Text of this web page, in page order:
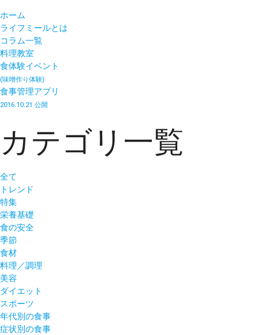
ホーム
ライフミールとは
コラム一覧
料理教室
食体験イベント
(味噌作り体験)
食事管理アプリ
2016.10.21 公開
カテゴリ一覧
全て
トレンド
特集
栄養基礎
食の安全
季節
食材
料理／調理
美容
ダイエット
スポーツ
年代別の食事
症状別の食事